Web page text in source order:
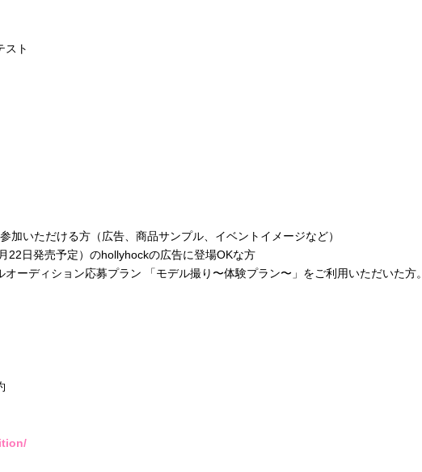
スト
加いただける方（広告、商品サンプル、イベントイメージなど）
22日発売予定）のhollyhockの広告に登場OKな方
ーディション応募プラン 「モデル撮り〜体験プラン〜」をご利用いただいた方。